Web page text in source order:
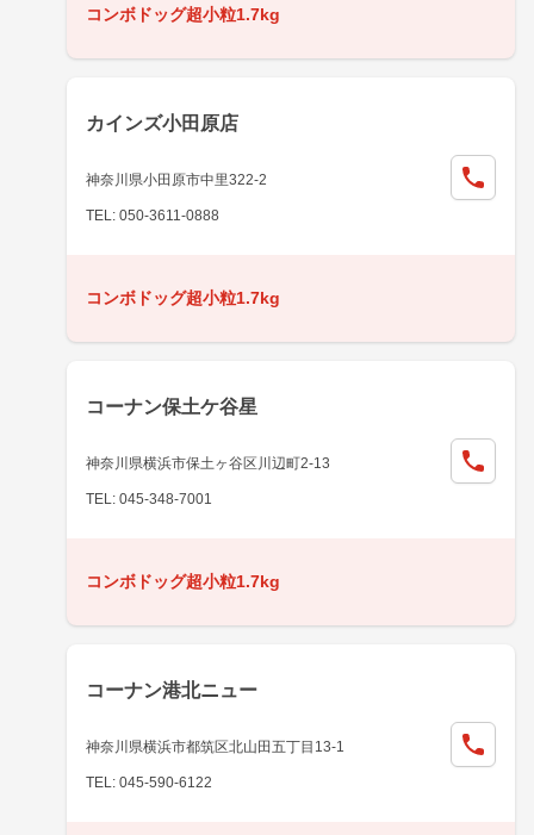
コンボドッグ超小粒1.7kg
カインズ小田原店
神奈川県小田原市中里322-2
TEL: 050-3611-0888
コンボドッグ超小粒1.7kg
コーナン保土ケ谷星
神奈川県横浜市保土ヶ谷区川辺町2-13
TEL: 045-348-7001
コンボドッグ超小粒1.7kg
コーナン港北ニュー
神奈川県横浜市都筑区北山田五丁目13-1
TEL: 045-590-6122